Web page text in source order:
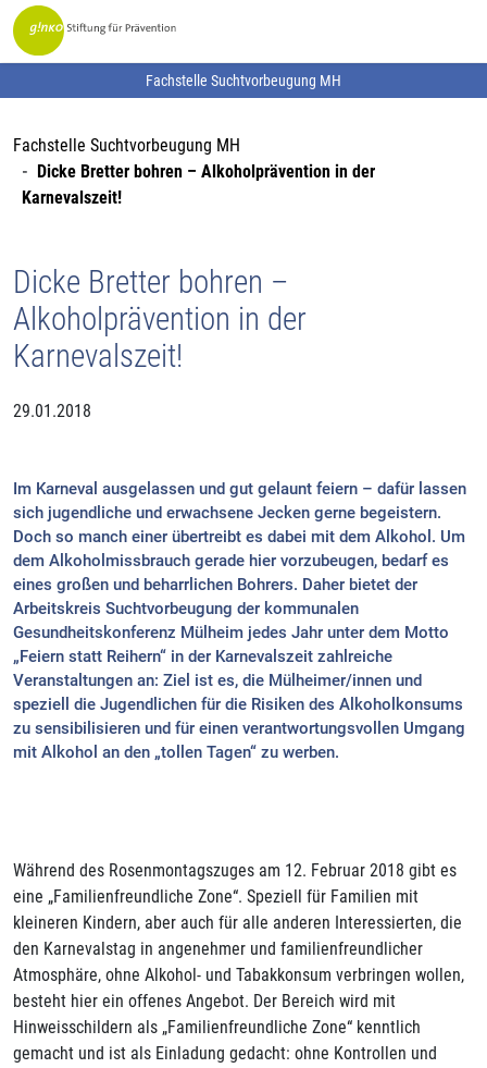
Fachstelle Suchtvorbeugung MH
Fachstelle Suchtvorbeugung MH
Dicke Bretter bohren – Alkoholprävention in der
Karnevalszeit!
Dicke Bretter bohren –
Alkoholprävention in der
Karnevalszeit!
29.01.2018
Im Karneval ausgelassen und gut gelaunt feiern – dafür lassen
sich jugendliche und erwachsene Jecken gerne begeistern.
Doch so manch einer übertreibt es dabei mit dem Alkohol. Um
dem Alkoholmissbrauch gerade hier vorzubeugen, bedarf es
eines großen und beharrlichen Bohrers. Daher bietet der
Arbeitskreis Suchtvorbeugung der kommunalen
Gesundheitskonferenz Mülheim jedes Jahr unter dem Motto
„Feiern statt Reihern“ in der Karnevalszeit zahlreiche
Veranstaltungen an: Ziel ist es, die Mülheimer/innen und
speziell die Jugendlichen für die Risiken des Alkoholkonsums
zu sensibilisieren und für einen verantwortungsvollen Umgang
mit Alkohol an den „tollen Tagen“ zu werben.
Während des Rosenmontagszuges am 12. Februar 2018 gibt es
eine „Familienfreundliche Zone“. Speziell für Familien mit
kleineren Kindern, aber auch für alle anderen Interessierten, die
den Karnevalstag in angenehmer und familienfreundlicher
Atmosphäre, ohne Alkohol- und Tabakkonsum verbringen wollen,
besteht hier ein offenes Angebot. Der Bereich wird mit
Hinweisschildern als „Familienfreundliche Zone“ kenntlich
gemacht und ist als Einladung gedacht: ohne Kontrollen und